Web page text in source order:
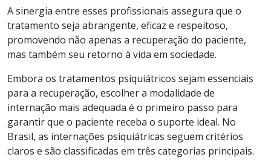
A sinergia entre esses profissionais assegura que o
tratamento seja abrangente, eficaz e respeitoso,
promovendo não apenas a recuperação do paciente,
mas também seu retorno à vida em sociedade.
Embora os tratamentos psiquiátricos sejam essenciais
para a recuperação, escolher a modalidade de
internação mais adequada é o primeiro passo para
garantir que o paciente receba o suporte ideal. No
Brasil, as internações psiquiátricas seguem critérios
claros e são classificadas em três categorias principais.